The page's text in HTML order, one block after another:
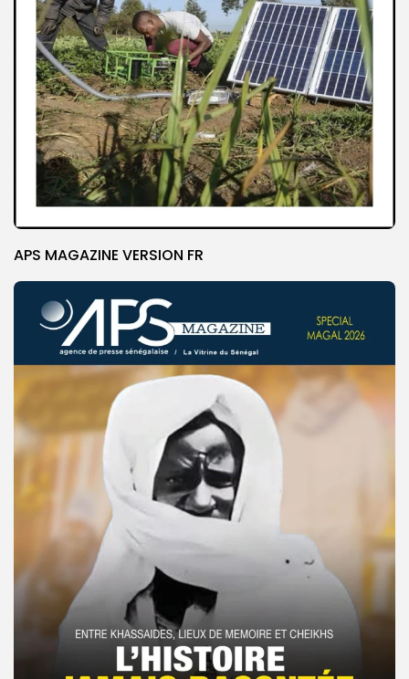
APS MAGAZINE VERSION FR